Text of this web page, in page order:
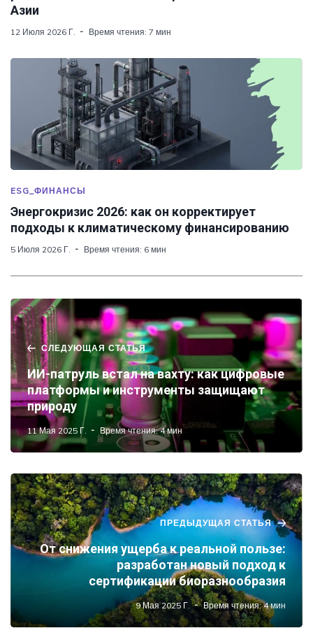
Азии
12 Июля 2026 Г. Время чтения: 7 мин
ESG_ФИНАНСЫ
Энергокризис 2026: как он корректирует
подходы к климатическому финансированию
5 Июля 2026 Г. Время чтения: 6 мин
СЛЕДУЮЩАЯ СТАТЬЯ
ИИ-патруль встал на вахту: как цифровые
платформы и инструменты защищают
природу
11 Мая 2025 Г. Время чтения: 4 мин
ПРЕДЫДУЩАЯ СТАТЬЯ
От снижения ущерба к реальной пользе:
разработан новый подход к
сертификации биоразнообразия
9 Мая 2025 Г. Время чтения: 4 мин